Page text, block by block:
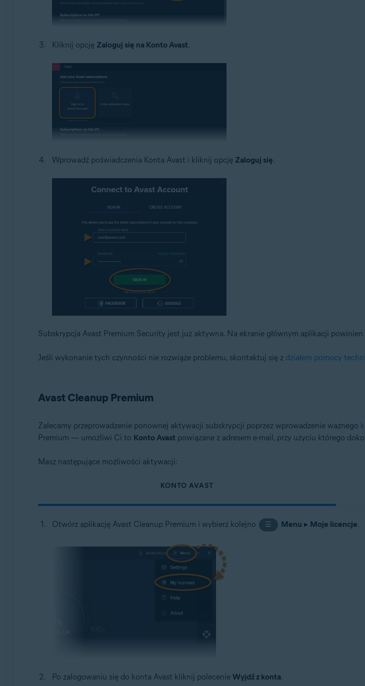
Kliknij opcję Zaloguj się na Konto Avast.
Wprowadź poświadczenia Konta Avast i kliknij opcję Zaloguj się.
Subskrypcja Avast Premium Security jest już aktywna. Na ekranie głównym aplikacji
Jeśli wykonanie tych czynności nie rozwiąże problemu, skontaktuj się z działem pomocy
Avast Cleanup Premium
Zalecamy przeprowadzenie ponownej aktywacji subskrypcji poprzez wprowadzenie ważnego
Premium — umożliwi Ci to Konto Avast powiązane z adresem e-mail, przy użyciu którego
Masz następujące możliwości aktywacji:
KONTO AVAST
Otwórz aplikację Avast Cleanup Premium i wybierz kolejno ☰ Menu ▸ Moje licencje.
Po zalogowaniu się do konta Avast kliknij polecenie Wyjdź z konta.